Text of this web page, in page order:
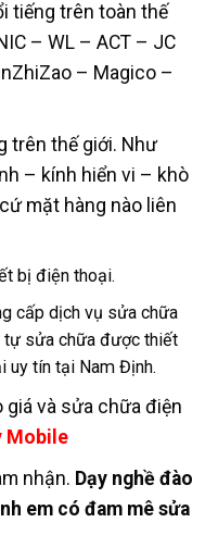
tiếng trên toàn thế
– WL – ACT – JC
– Magico –
trên thế giới. Như
– kính hiển vi – khò
mặt hàng nào liên
bị điện thoại.
cấp dịch vụ sửa chữa
tự sửa chữa được thiết
uy tín tại Nam Định.
giá và sửa chữa điện
Mobile
nhận. Dạy nghề đào
em có đam mê sửa